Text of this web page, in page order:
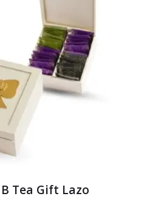
Tea Gift Lazo